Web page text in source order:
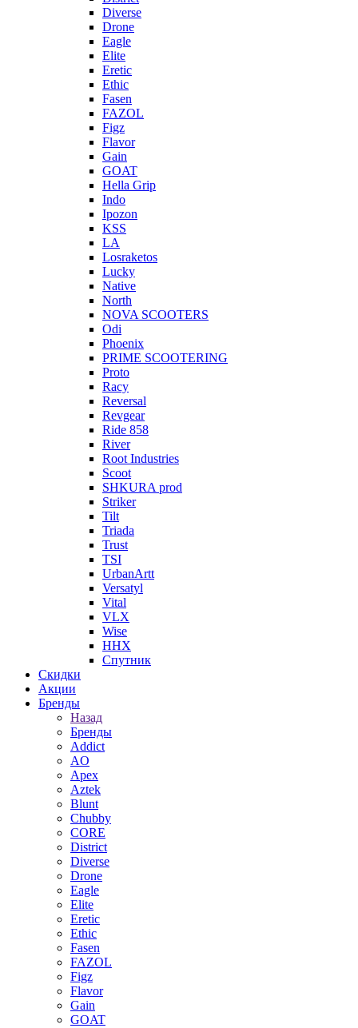
Diverse
Drone
Eagle
Elite
Eretic
Ethic
Fasen
FAZOL
Figz
Flavor
Gain
GOAT
Hella Grip
Indo
Ipozon
KSS
LA
Losraketos
Lucky
Native
North
NOVA SCOOTERS
Odi
Phoenix
PRIME SCOOTERING
Proto
Racy
Reversal
Revgear
Ride 858
River
Root Industries
Scoot
SHKURA рrоd
Striker
Tilt
Triada
Trust
TSI
UrbanArtt
Versatyl
Vital
VLX
Wise
ННХ
Спутник
Скидки
Акции
Бренды
Назад
Бренды
Addict
AO
Apex
Aztek
Blunt
Chubby
CORE
District
Diverse
Drone
Eagle
Elite
Eretic
Ethic
Fasen
FAZOL
Figz
Flavor
Gain
GOAT